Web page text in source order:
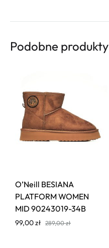
Podobne produkty
O’Neill BESIANA
PLATFORM WOMEN
MID 90243019-34B
99,00zł 289,00zł